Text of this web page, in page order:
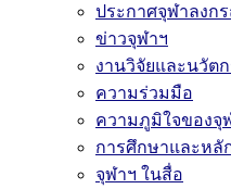
ประกาศจุฬาลงก
ข่าวจุฬาฯ
งานวิจัยและนวัต
ความร่วมมือ
ความภูมิใจของจุ
การศึกษาและหลั
จุฬาฯ ในสื่อ